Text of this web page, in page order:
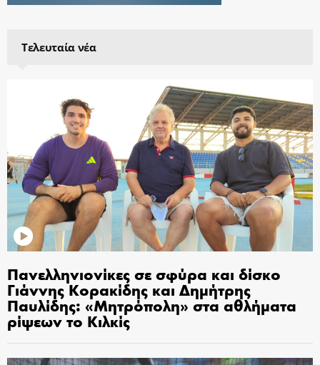
Τελευταία νέα
Πανελληνιονίκες σε σφύρα και δίσκο
Γιάννης Κορακίδης και Δημήτρης
Παυλίδης: «Μητρόπολη» στα αθλήματα
ρίψεων το Κιλκίς